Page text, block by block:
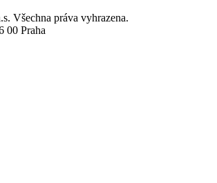
Všechna práva vyhrazena.
00 Praha